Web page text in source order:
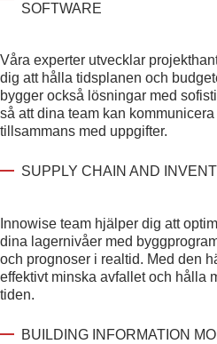
SOFTWARE
Våra experter utvecklar
dig att hålla tidsplanen och
bygger också lösningar med
så att dina team kan
tillsammans med uppgifter.
SUPPLY CHAIN AND
Innowise team hjälper dig att
dina lagernivåer med
och prognoser i realtid. Med den
effektivt minska avfallet och hålla
tiden.
BUILDING INFORMATION